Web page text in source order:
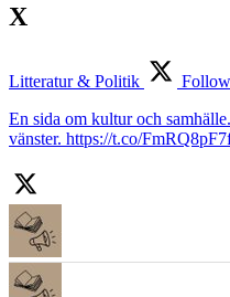
X
Litteratur & Politik
Follow
En sida om kultur och
vänster. https://t.co/